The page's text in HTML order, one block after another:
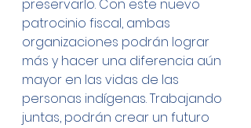
preservarlo. Con este nuevo
patrocinio fiscal, ambas
organizaciones podrán lograr
más y hacer una diferencia aún
mayor en las vidas de las
personas indígenas. Trabajando
juntas, podrán crear un futuro